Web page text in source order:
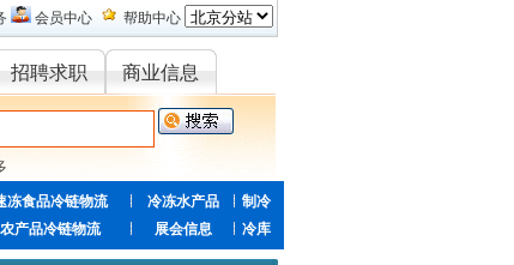
会员中心 帮助中心
招聘求职 商业信息
冻食品冷链物流 冷冻水产品
制冷
农产品冷链物流
展会信息 冷库